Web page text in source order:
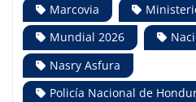
Marcovia
Mundial 2026
Nasry Asfura
Policía Nacional de